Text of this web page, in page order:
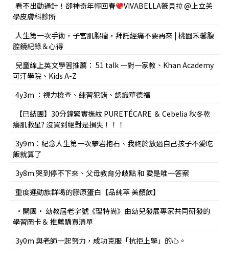
看不出動過針！卻神奇年輕回春
VIVABELLA薇貝拉 @上立美
學皮膚科診所
人生第一次手術，子宮肌腺瘤，拜託經痛不要再來 | 桃園禾馨腹
腔鏡紀錄＆心得
兒童線上英文學習推薦： 51 talk 一對一家教、Khan Academy
可汗學院、Kids A-Z
4y3m ：視力檢查、練習犯錯、認識華德福
【已結團】30分鐘緊實撫紋 PURETÉCARE ＆ Cebelia 秋冬乾
癢肌救星? 沒買到絕對是損失！！！
3y9m：紀念人生第一次攀岩抱石、我終於放過自己孩子不愛吃
飯就算了
3y8m 哭到停不下來、父母教育分歧點 和 愛是唯一答案
重度運動族群喝的膠原蛋白【品純萃 美顏飲】
•開團• 幼教屆老字號《理特尚》由幼兒發展專家共同研發的
學習圖卡＆ 推薦購買清單
3y0m 與老師一起努力，成功克服「抗拒上學」的心。